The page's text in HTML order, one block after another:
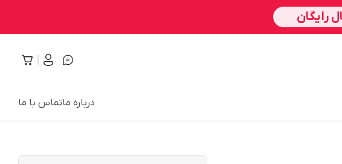
درباره ماتماس با ما